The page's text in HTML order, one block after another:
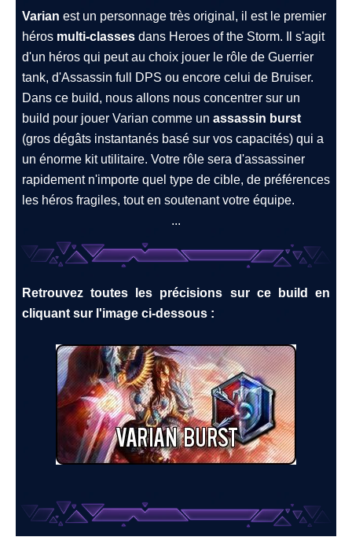
Varian est un personnage très original, il est le premier
héros multi-classes dans Heroes of the Storm. Il s'agit
d'un héros qui peut au choix jouer le rôle de Guerrier
tank, d'Assassin full DPS ou encore celui de Bruiser.
Dans ce build, nous allons nous concentrer sur un
build pour jouer Varian comme un assassin burst
(gros dégâts instantanés basé sur vos capacités) qui a
un énorme kit utilitaire. Votre rôle sera d'assassiner
rapidement n'importe quel type de cible, de préférences
les héros fragiles, tout en soutenant votre équipe.
...
Retrouvez toutes les précisions sur ce build en
cliquant sur l'image ci-dessous :